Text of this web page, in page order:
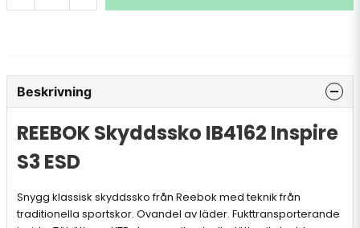
Beskrivning
REEBOK Skyddssko IB4162 Inspire
S3 ESD
Snygg klassisk skyddssko från Reebok med teknik från
traditionella sportskor. Ovandel av läder. Fukttransporterande